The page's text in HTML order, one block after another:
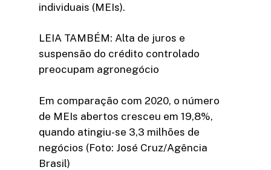
individuais (MEIs).
LEIA TAMBÉM: Alta de juros e
suspensão do crédito controlado
preocupam agronegócio
Em comparação com 2020, o número
de MEIs abertos cresceu em 19,8%,
quando atingiu-se 3,3 milhões de
negócios (Foto: José Cruz/Agência
Brasil)